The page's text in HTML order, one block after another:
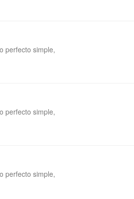
perfecto simple,
perfecto simple,
perfecto simple,